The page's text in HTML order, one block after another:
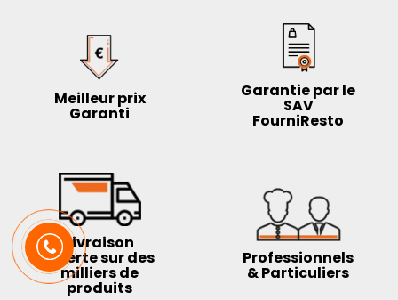
Meilleur prix
Garanti
Garantie par le
SAV
FourniResto
Livraison
offerte sur des
milliers de
produits
Professionnels
& Particuliers